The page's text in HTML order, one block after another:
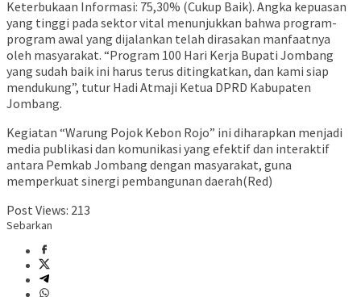
Keterbukaan Informasi: 75,30% (Cukup Baik). Angka kepuasan
yang tinggi pada sektor vital menunjukkan bahwa program-
program awal yang dijalankan telah dirasakan manfaatnya
oleh masyarakat. “Program 100 Hari Kerja Bupati Jombang
yang sudah baik ini harus terus ditingkatkan, dan kami siap
mendukung”, tutur Hadi Atmaji Ketua DPRD Kabupaten
Jombang.
Kegiatan “Warung Pojok Kebon Rojo” ini diharapkan menjadi
media publikasi dan komunikasi yang efektif dan interaktif
antara Pemkab Jombang dengan masyarakat, guna
memperkuat sinergi pembangunan daerah(Red)
Post Views: 213
Sebarkan